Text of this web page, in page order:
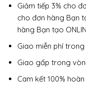
Giảm tiếp 3% cho
cho đơn hàng Bạn
hàng Bạn tạo
Giao miễn phí
Giao gấp trong
Cam kết 100%